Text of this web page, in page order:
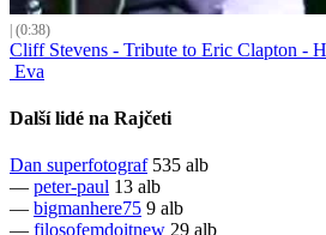
| (0:38)
Cliff Stevens - Tribute to Eric Clapton -
Eva
Další lidé na Rajčeti
Dan superfotograf 535 alb
— peter-paul 13 alb
— bigmanhere75 9 alb
— filosofemdoitnew 29 alb